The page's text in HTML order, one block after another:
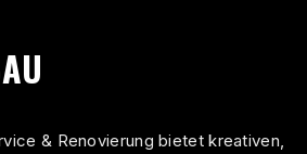
& Renovierung bietet kreativen,